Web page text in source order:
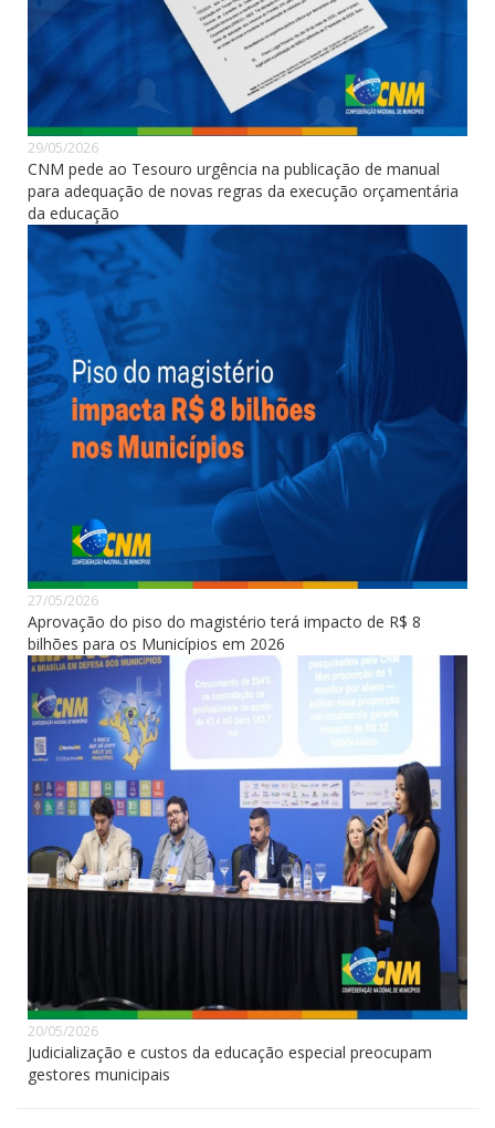
29/05/2026
CNM pede ao Tesouro urgência na publicação de manual
para adequação de novas regras da execução orçamentária
da educação
27/05/2026
Aprovação do piso do magistério terá impacto de R$ 8
bilhões para os Municípios em 2026
20/05/2026
Judicialização e custos da educação especial preocupam
gestores municipais